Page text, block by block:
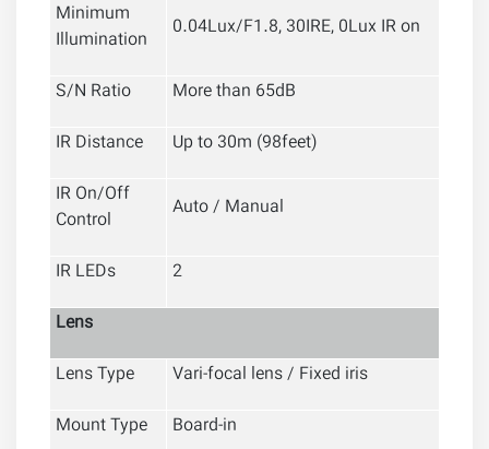
Minimum
Illumination
0.04Lux/F1.8, 30IRE, 0Lux IR on
S/N Ratio
More than 65dB
IR Distance
Up to 30m (98feet)
IR On/Off
Control
Auto / Manual
IR LEDs
2
Lens
Lens Type
Vari-focal lens / Fixed iris
Mount Type
Board-in